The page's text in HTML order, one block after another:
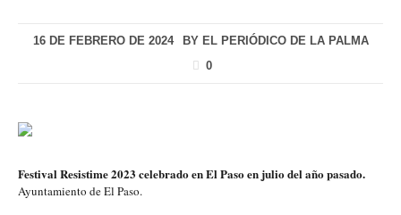
16 DE FEBRERO DE 2024 BY EL PERIÓDICO DE LA PALMA
0
Festival Resistime 2023 celebrado en El Paso en julio del año pasado.
Ayuntamiento de El Paso.